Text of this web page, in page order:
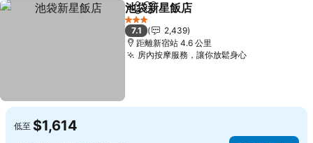
分享 加入我的最愛
池袋新星飯店
3 星級
7.1
2,439
距離新宿站 4.6 公里
房內按摩服務，讓你放鬆身心查看價格
低至 $1,614